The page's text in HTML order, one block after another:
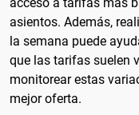
asientos. Además,
la semana puede
que las tarifas suelen
monitorear estas
mejor oferta.